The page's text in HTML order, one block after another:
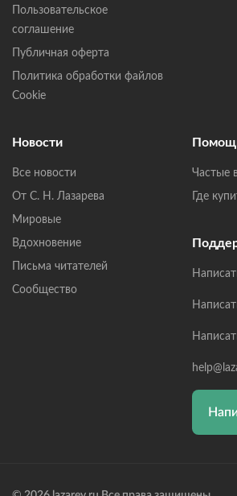
Пользовательское
соглашение
Публичная оферта
Политика обработки файлов
Cookie
Новости
Все новости
От С. Н. Лазарева
Мировые
Вдохновение
Письма читателей
Сообщество
Частые
Где